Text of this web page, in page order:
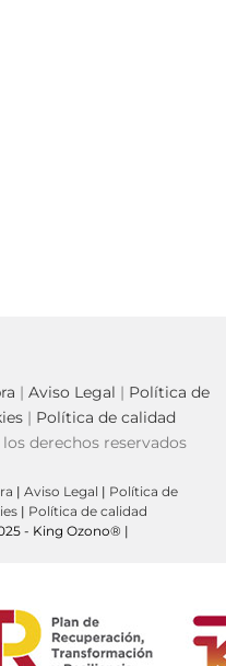
| Aviso Legal | Política de
| Política de calidad
derechos reservados
| Aviso Legal | Política de
| Política de calidad
- King Ozono® |